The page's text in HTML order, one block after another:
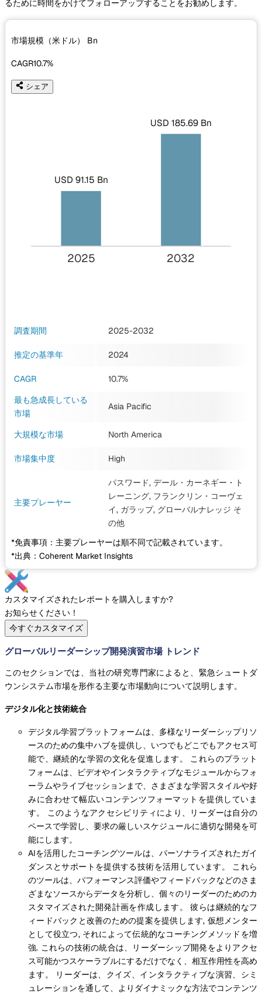
るために時間をかけてフォローアップすることをお勧めします。
市場規模（米ドル） Bn
CAGR10.7%
シェア
USD 91.15 Bn
USD 185.69 Bn
2025 2032
調査期間 2025-2032
推定の基準年 2024
CAGR
10.7%
最も急成長している
市場
Asia Pacific
大規模な市場 North America
市場集中度 High
主要プレーヤー
パスワード, デール・カーネギー・ト
レーニング, フランクリン・コーヴェ
イ, ガラップ, グローバルナレッジ そ
の他
*免責事項：主要プレーヤーは順不同で記載されています。
*出典：Coherent Market Insights
カスタマイズされたレポートを購入しますか?
お知らせください！
今すぐカスタマイズ
グローバルリーダーシップ開発演習市場 トレンド
このセクションでは、当社の研究専門家によると、緊急シュートダ
ウンシステム市場を形作る主要な市場動向について説明します。
デジタル化と技術統合
デジタル学習プラットフォームは、多様なリーダーシップリソ
ースのための集中ハブを提供し、いつでもどこでもアクセス可
能で、継続的な学習の文化を促進します。 これらのプラット
フォームは、ビデオやインタラクティブなモジュールからフォ
ーラムやライブセッションまで、さまざまな学習スタイルや好
みに合わせて幅広いコンテンツフォーマットを提供していま
す。 このようなアクセシビリティにより、リーダーは自分の
ペースで学習し、要求の厳しいスケジュールに適切な開発を可
能にします。
AIを活用したコーチングツールは、パーソナライズされたガイ
ダンスとサポートを提供する技術を活用しています。 これら
のツールは、パフォーマンス評価やフィードバックなどのさま
ざまなソースからデータを分析し、個々のリーダーのためのカ
スタマイズされた開発計画を作成します。 彼らは継続的なフ
ィードバックと改善のための提案を提供します, 仮想メンター
として役立つ, それによって伝統的なコーチングメソッドを増
強. これらの技術の統合は、リーダーシップ開発をよりアクセ
ス可能かつスケーラブルにするだけでなく、相互作用性を高め
ます。 リーダーは、クイズ、インタラクティブな演習、シミ
ュレーションを通して、よりダイナミックな方法でコンテンツ